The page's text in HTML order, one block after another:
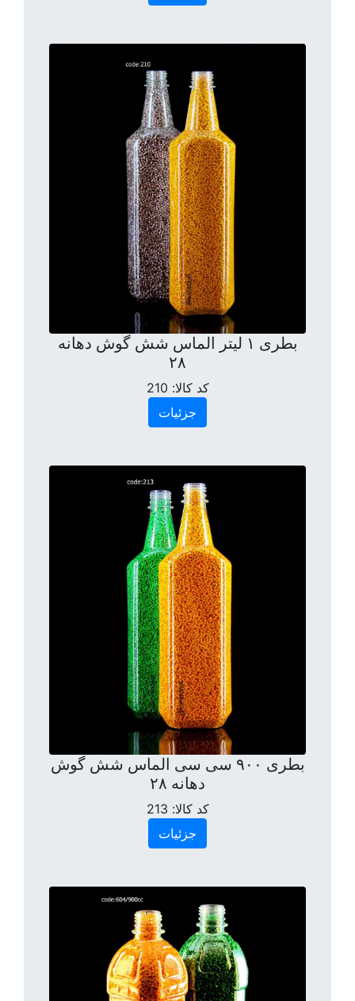
بطری ۱ لیتر الماس شش گوش دهانه
۲۸
کد کالا: 210
جزئیات
بطری ۹۰۰ سی سی الماس شش گوش
دهانه ۲۸
کد کالا: 213
جزئیات